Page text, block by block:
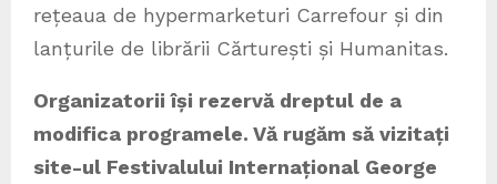
rețeaua de hypermarketuri Carrefour și din
lanțurile de librării Cărturești și Humanitas.
Organizatorii își rezervă dreptul de a
modifica programele. Vă rugăm să vizitați
site-ul Festivalului Internațional George